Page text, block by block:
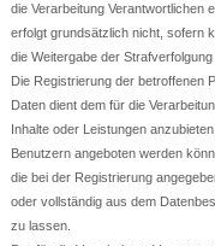
die Verarbeitung Verantwortlichen
erfolgt grundsätzlich nicht, sofern
die Weitergabe der Strafverfolgung
Die Registrierung der betroffenen
Daten dient dem für die
Inhalte oder Leistungen
Benutzern angeboten werden
die bei der Registrierung
oder vollständig aus dem
zu lassen.